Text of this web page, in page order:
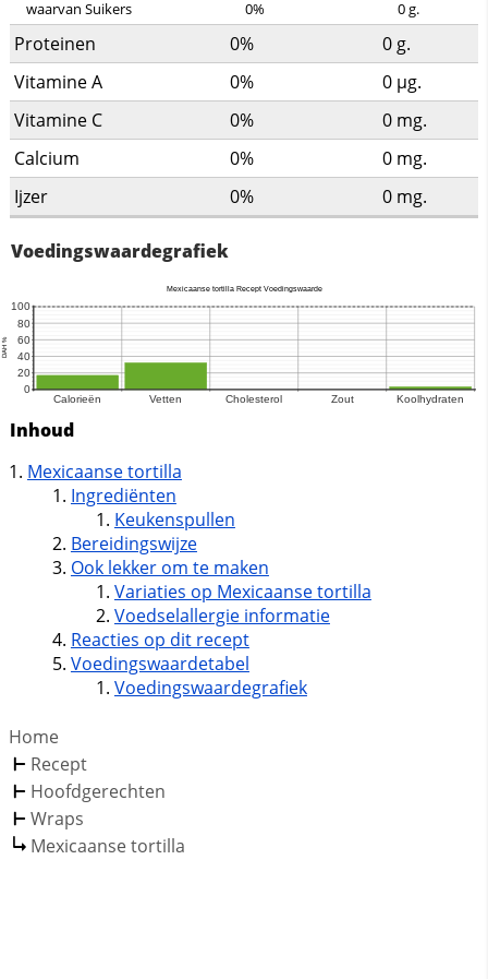
waarvan Suikers 0% 0g.
Proteinen 0% 0g.
Vitamine A
0% 0 µg.
Vitamine C
0% 0 mg.
Calcium
0% 0 mg.
Ijzer
0% 0 mg.
Voedingswaardegrafiek
Inhoud
Mexicaanse tortilla
Ingrediënten
Keukenspullen
Bereidingswijze
Ook lekker om te maken
Variaties op Mexicaanse tortilla
Voedselallergie informatie
Reacties op dit recept
Voedingswaardetabel
Voedingswaardegrafiek
Home
Recept
Hoofdgerechten
Wraps
Mexicaanse tortilla